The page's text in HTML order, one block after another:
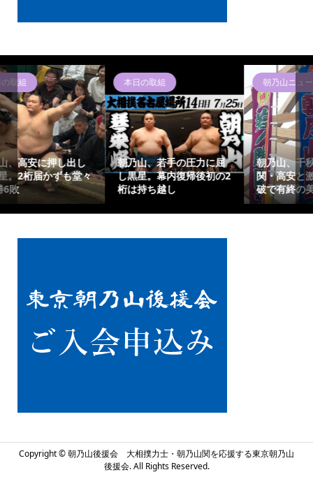
屈
の2
朝乃山ニュース
朝乃山、千秋楽は元大
関・高安と激突！難敵撃
破で有終の美を
朝乃山ニュース
朝乃山、14日目は相星の
琴栄峰戦！二桁勝利を懸
けた大一番へ
Copyright ©朝乃山後援会 大相撲力士・朝乃山関を応援する東京朝乃山
後援会. All Rights Reserved.